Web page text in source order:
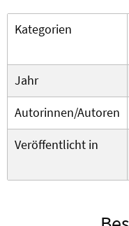
Kategorien
Jahr
Autorinnen/Autoren
Veröffentlicht in